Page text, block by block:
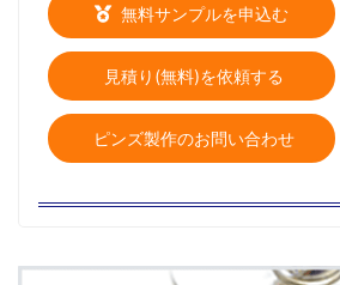
無料サンプルを申込む
見積り(無料)を依頼する
ピンズ製作のお問い合わせ